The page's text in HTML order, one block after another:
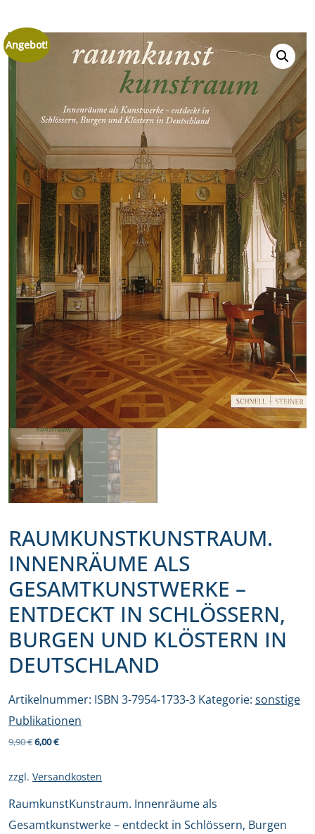
Angebot!
RAUMKUNSTKUNSTRAUM.
INNENRÄUME ALS
GESAMTKUNSTWERKE –
ENTDECKT IN SCHLÖSSERN,
BURGEN UND KLÖSTERN IN
DEUTSCHLAND
Artikelnummer: ISBN 3-7954-1733-3 Kategorie: sonstige
Publikationen
9,90€Ursprünglicher
war:
9,90 €
6,00€Aktueller
ist:
6,00 €.
zzgl. Versandkosten
RaumkunstKunstraum. Innenräume als
Gesamtkunstwerke – entdeckt in Schlössern, Burgen